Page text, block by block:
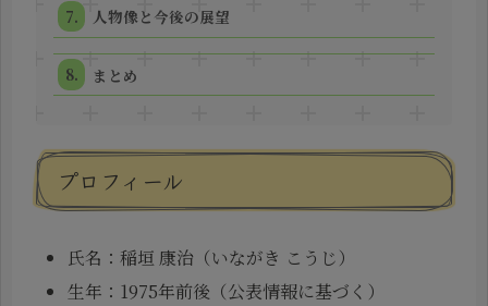
人物像と今後の展望
まとめ
プロフィール
氏名：稲垣 康治（いながき こうじ）
生年：1975年前後（公表情報に基づく）